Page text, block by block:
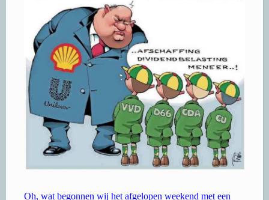
Oh, wat begonnen wij het afgelopen weekend met een